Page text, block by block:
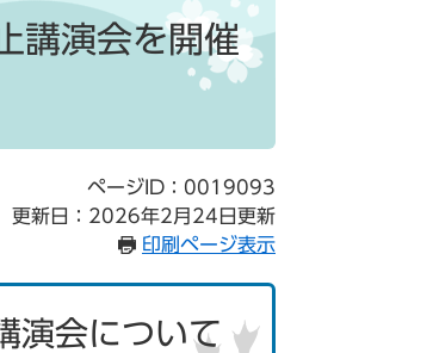
講演会を開催
ページID：0019093
更新日：2026年2月24日更新
印刷ページ表示
演会について